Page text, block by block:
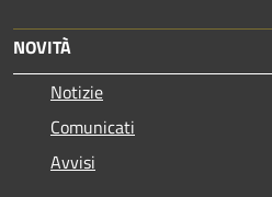
NOVITÀ
Notizie
Comunicati
Avvisi